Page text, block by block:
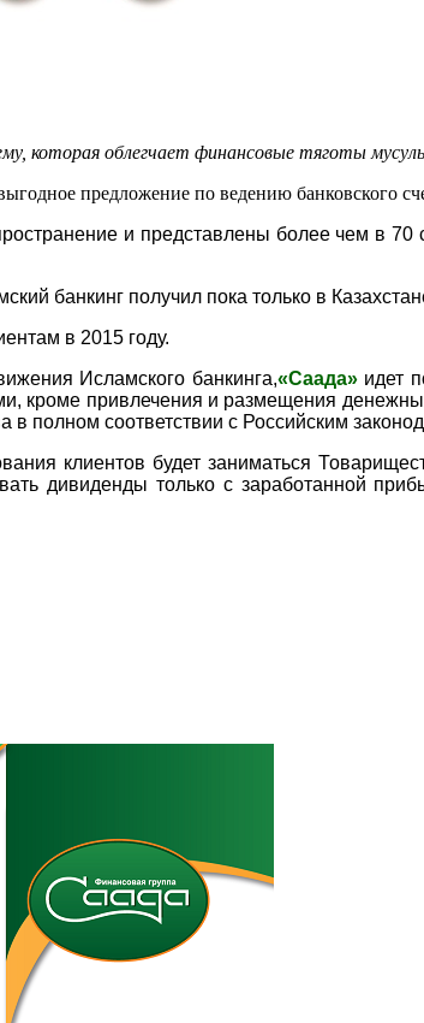
которая облегчает финансовые тяготы
предложение по ведению банковского
и представлены более чем в
банкинг получил пока только в
в 2015 году.
Исламского банкинга,«Саада»идет
кроме привлечения и размещения
полном соответствии с Российским
клиентов будет заниматься
дивиденды только с заработанной